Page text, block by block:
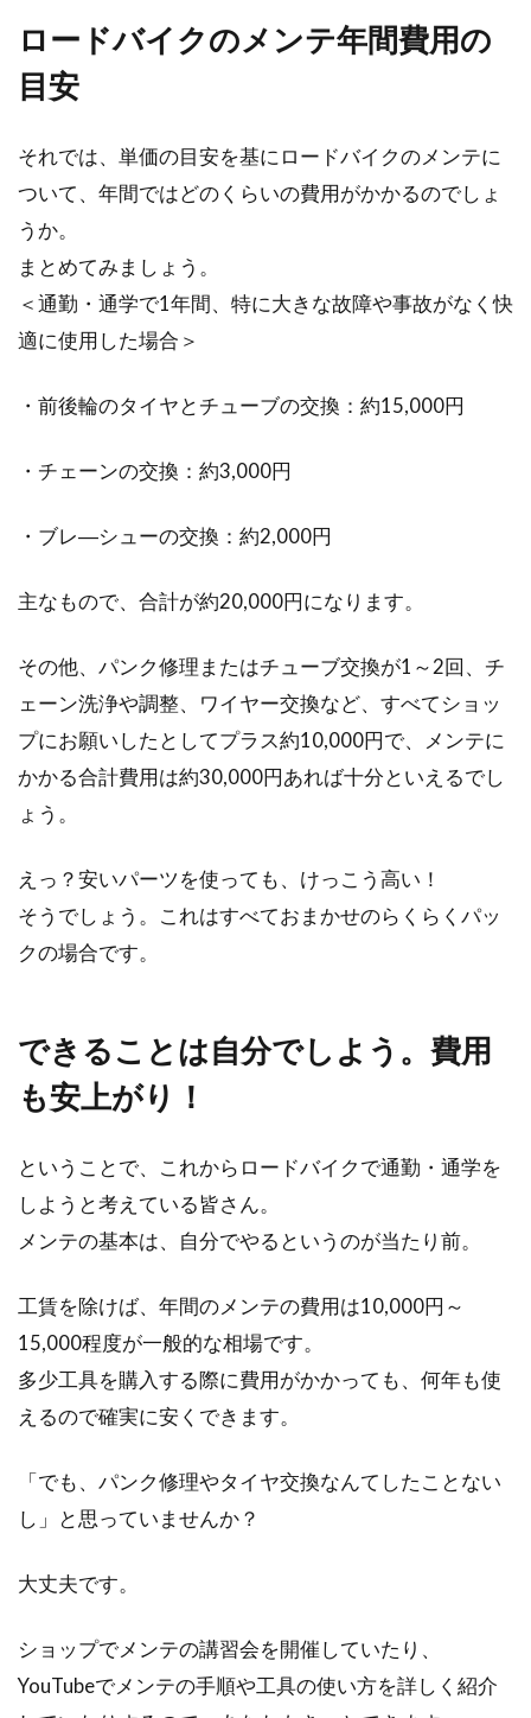
ロードバイクのメンテ年間費用の
目安
それでは、単価の目安を基にロードバイクのメンテに
ついて、年間ではどのくらいの費用がかかるのでしょ
うか。
まとめてみましょう。
＜通勤・通学で1年間、特に大きな故障や事故がなく快
適に使用した場合＞
・前後輪のタイヤとチューブの交換：約15,000円
・チェーンの交換：約3,000円
・ブレ―シューの交換：約2,000円
主なもので、合計が約20,000円になります。
その他、パンク修理またはチューブ交換が1～2回、チ
ェーン洗浄や調整、ワイヤー交換など、すべてショッ
プにお願いしたとしてプラス約10,000円で、メンテに
かかる合計費用は約30,000円あれば十分といえるでし
ょう。
えっ？安いパーツを使っても、けっこう高い！
そうでしょう。これはすべておまかせのらくらくパッ
クの場合です。
できることは自分でしよう。費用
も安上がり！
ということで、これからロードバイクで通勤・通学を
しようと考えている皆さん。
メンテの基本は、自分でやるというのが当たり前。
工賃を除けば、年間のメンテの費用は10,000円～
15,000程度が一般的な相場です。
多少工具を購入する際に費用がかかっても、何年も使
えるので確実に安くできます。
「でも、パンク修理やタイヤ交換なんてしたことない
し」と思っていませんか？
大丈夫です。
ショップでメンテの講習会を開催していたり、
YouTubeでメンテの手順や工具の使い方を詳しく紹介